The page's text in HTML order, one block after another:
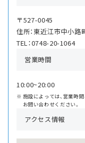
〒527-0045
住所：東近江市中小
TEL：0748-20-1064
営業時間
10:00~20:00
施設によっては、営業時
お問い合わせください。
アクセス情報